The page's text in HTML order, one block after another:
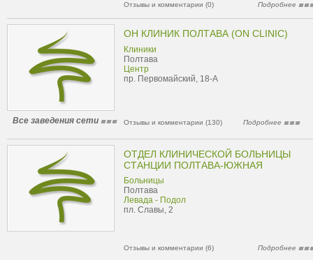
Отзывы и комментарии (0) Подробнее
ОН КЛИНИК ПОЛТАВА (ON CLINIC)
Клиники
Полтава
Центр
пр. Первомайский, 18-А
Все заведения сети Отзывы и комментарии (130) Подробнее
ОТДЕЛ КЛИНИЧЕСКОЙ БОЛЬНИЦЫ
СТАНЦИИ ПОЛТАВА-ЮЖНАЯ
Больницы
Полтава
Левада - Подол
пл. Славы, 2
Отзывы и комментарии (6) Подробнее